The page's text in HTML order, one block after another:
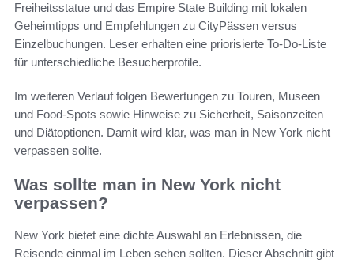
Freiheitsstatue und das Empire State Building mit lokalen
Geheimtipps und Empfehlungen zu CityPässen versus
Einzelbuchungen. Leser erhalten eine priorisierte To‑Do-Liste
für unterschiedliche Besucherprofile.
Im weiteren Verlauf folgen Bewertungen zu Touren, Museen
und Food-Spots sowie Hinweise zu Sicherheit, Saisonzeiten
und Diätoptionen. Damit wird klar, was man in New York nicht
verpassen sollte.
Was sollte man in New York nicht
verpassen?
New York bietet eine dichte Auswahl an Erlebnissen, die
Reisende einmal im Leben sehen sollten. Dieser Abschnitt gibt